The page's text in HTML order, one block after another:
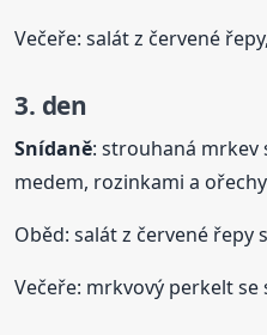
Večeře: salát z červené
3. den
Snídaně: strouhaná mrkev
medem, rozinkami a ořechy
Oběd: salát z červené řepy
Večeře: mrkvový perkelt